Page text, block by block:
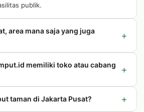
publik.
area mana saja yang juga
+
memiliki toko atau cabang
+
taman di Jakarta Pusat? +